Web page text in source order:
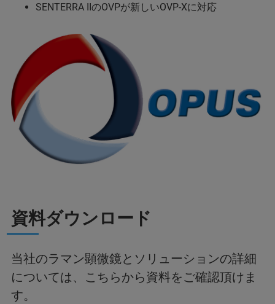
SENTERRA IIのOVPが新しいOVP-Xに対応
資料ダウンロード
当社のラマン顕微鏡とソリューションの詳細
については、こちらから資料をご確認頂けま
す。